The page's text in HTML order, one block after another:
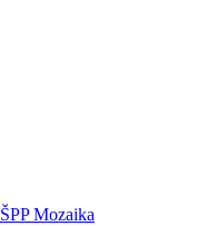
ŠPP Mozaika